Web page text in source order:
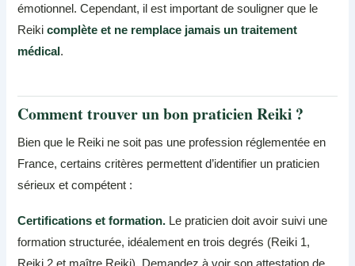
émotionnel. Cependant, il est important de souligner que le
Reikicomplète et ne remplace jamais un traitement
médical.
Comment trouver un bon praticien Reiki ?
Bien que le Reiki ne soit pas une profession réglementée en
France, certains critères permettent d’identifier un praticien
sérieux et compétent :
Certifications et formation. Le praticien doit avoir suivi une
formation structurée, idéalement en trois degrés (Reiki 1,
Reiki 2 et maître Reiki). Demandez à voir son attestation de